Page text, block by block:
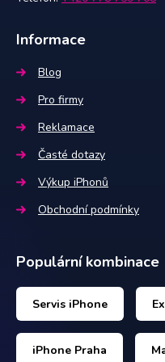
Informace
Blog
Pro firmy
Reklamace
Časté dotazy
Výkup iPhonů
Obchodní podmínky
Populární kombinace
Servis iPhone
iPhone Praha